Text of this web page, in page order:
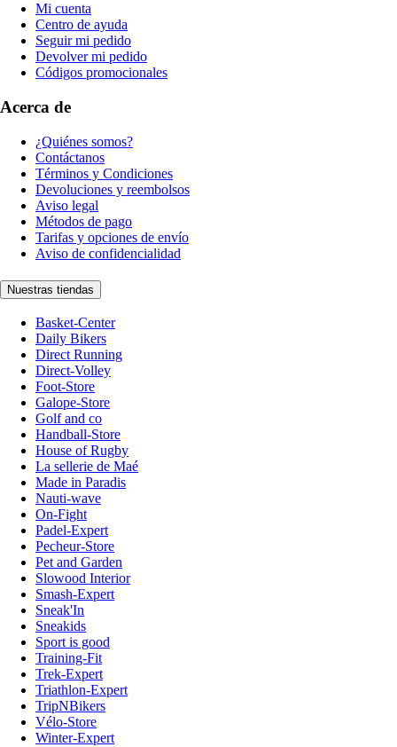
Mi cuenta
Centro de ayuda
Seguir mi pedido
Devolver mi pedido
Códigos promocionales
Acerca de
¿Quiénes somos?
Contáctanos
Términos y Condiciones
Devoluciones y reembolsos
Aviso legal
Métodos de pago
Tarifas y opciones de envío
Aviso de confidencialidad
Nuestras tiendas
Basket-Center
Daily Bikers
Direct Running
Direct-Volley
Foot-Store
Galope-Store
Golf and co
Handball-Store
House of Rugby
La sellerie de Maé
Made in Paradis
Nauti-wave
On-Fight
Padel-Expert
Pecheur-Store
Pet and Garden
Slowood Interior
Smash-Expert
Sneak'In
Sneakids
Sport is good
Training-Fit
Trek-Expert
Triathlon-Expert
TripNBikers
Vélo-Store
Winter-Expert